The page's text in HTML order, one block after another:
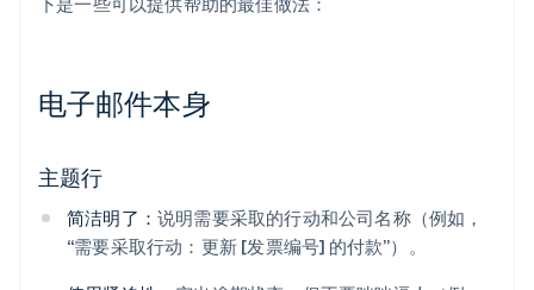
电子邮件本身
主题行
简洁明了： 说明需要采取的行动和公司名称（例如，
“需要采取行动：更新 [发票编号] 的付款”）。